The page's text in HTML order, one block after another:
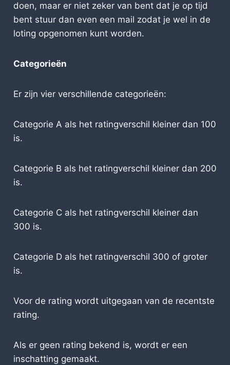
doen, maar er niet zeker van bent dat je op tijd
bent stuur dan even een mail zodat je wel in de
loting opgenomen kunt worden.
Categorieën
Er zijn vier verschillende categorieën:
Categorie A als het ratingverschil kleiner dan 100
is.
Categorie B als het ratingverschil kleiner dan 200
is.
Categorie C als het ratingverschil kleiner dan
300 is.
Categorie D als het ratingverschil 300 of groter
is.
Voor de rating wordt uitgegaan van de recentste
rating.
Als er geen rating bekend is, wordt er een
inschatting gemaakt.